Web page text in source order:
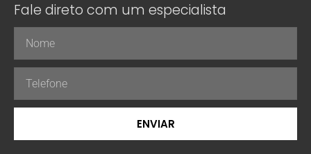
Fale direto com um especialista
ENVIAR